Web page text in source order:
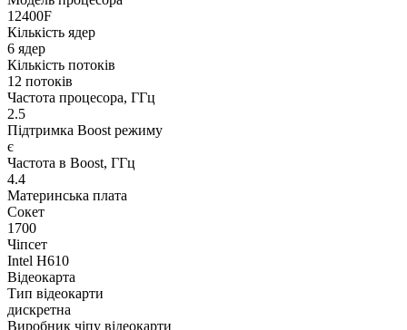
12400F
Кількість ядер
6 ядер
Кількість потоків
12 потоків
Частота процесора, ГГц
2.5
Підтримка Boost режиму
є
Частота в Boost, ГГц
4.4
Материнська плата
Сокет
1700
Чіпсет
Intel H610
Відеокарта
Тип відеокарти
дискретна
Виробник чіпу відеокарти